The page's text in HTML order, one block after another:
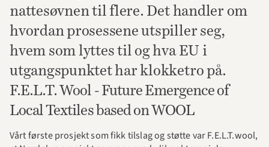
nattesøvnen til flere. Det handler om
hvordan prosessene utspiller seg,
hvem som lyttes til og hva EU i
utgangspunktet har klokketro på.
F.E.L.T. Wool - Future Emergence of
Local Textiles based on WOOL
Vårt første prosjekt som fikk tilslag og støtte var F.E.L.T.wool,